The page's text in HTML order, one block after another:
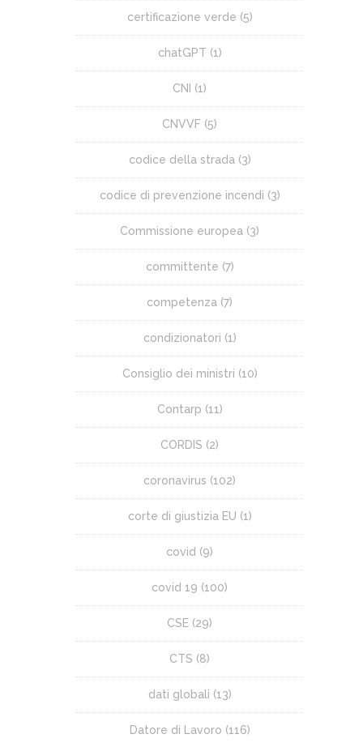
certificazione verde (5)
chatGPT (1)
CNI (1)
CNVVF (5)
codice della strada (3)
codice di prevenzione incendi (3)
Commissione europea (3)
committente (7)
competenza (7)
condizionatori (1)
Consiglio dei ministri (10)
Contarp (11)
CORDIS (2)
coronavirus (102)
corte di giustizia EU (1)
covid (9)
covid 19 (100)
CSE (29)
CTS (8)
dati globali (13)
Datore di Lavoro (116)